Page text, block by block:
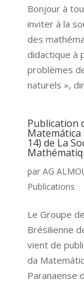
Bonjour à
inviter à la
des
didactique à
problèmes
naturels »,
Publication
Matemática
14) de La
par AG
Publications
Le Groupe
Brésilienne
vient de
da
Paranaense